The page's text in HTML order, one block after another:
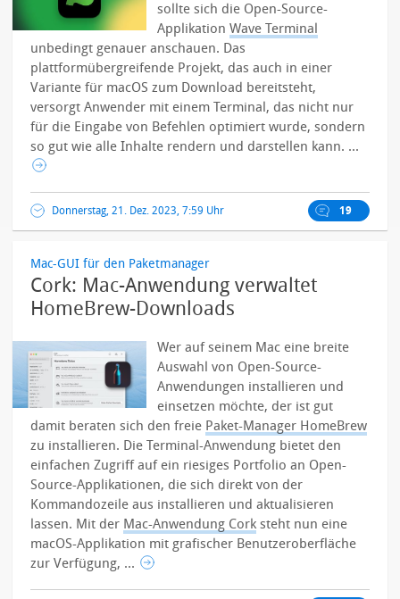
sollte sich die Open-Source-
ApplikationWave Terminal
unbedingt genauer anschauen. Das
plattformübergreifende Projekt, das auch in einer
Variante für macOS zum Download bereitsteht,
versorgt Anwender mit einem Terminal, das nicht nur
für die Eingabe von Befehlen optimiert wurde, sondern
so gut wie alle Inhalte rendern und darstellen kann. ...
Donnerstag, 21. Dez. 2023, 7:59 Uhr 19
Mac-GUI für den Paketmanager
Cork: Mac-Anwendung verwaltet
HomeBrew-Downloads
Wer auf seinem Mac eine breite
Auswahl von Open-Source-
Anwendungen installieren und
einsetzen möchte, der ist gut
damit beraten sich den freie Paket-Manager HomeBrew
zu installieren. Die Terminal-Anwendung bietet den
einfachen Zugriff auf ein riesiges Portfolio an Open-
Source-Applikationen, die sich direkt von der
Kommandozeile aus installieren und aktualisieren
lassen. Mit der Mac-Anwendung Cork steht nun eine
macOS-Applikation mit grafischer Benutzeroberfläche
zur Verfügung, ...